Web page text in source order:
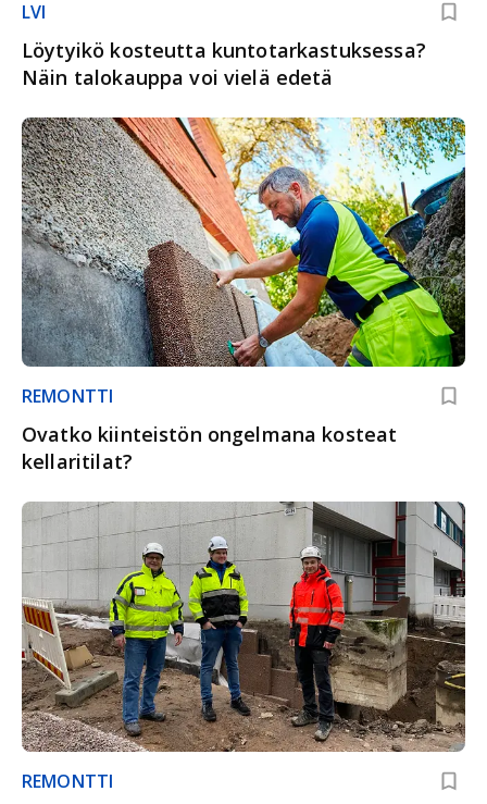
LVI
Löytyikö kosteutta kuntotarkastuksessa?
Näin talokauppa voi vielä edetä
REMONTTI
Ovatko kiinteistön ongelmana kosteat
kellaritilat?
REMONTTI